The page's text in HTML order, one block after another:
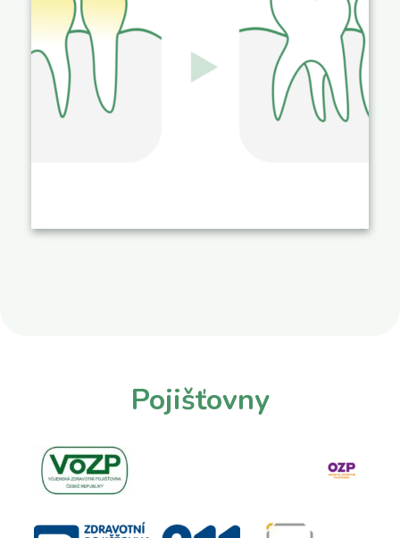
Pojišťovny